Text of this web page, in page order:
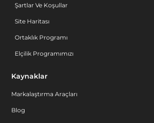
Şartlar Ve Koşullar
Site Haritası
Ortaklık Programı
Elçilik Programımızı
Kaynaklar
Markalaştırma Araçları
Blog